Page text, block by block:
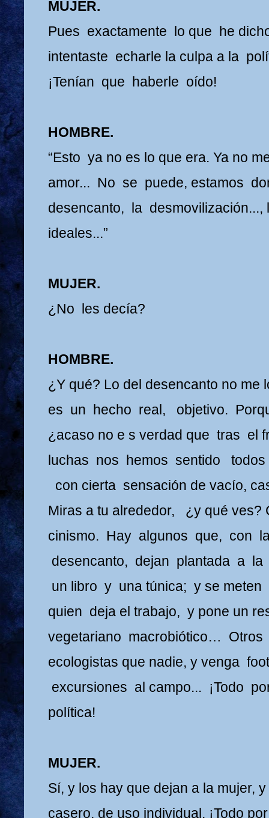
MUJER.
Pues exactamente lo que he
intentaste echarle la culpa a la
¡Tenían que haberle oído!
HOMBRE.
“Esto ya no es lo que era. Ya no
amor... No se puede, estamos
desencanto, la
ideales...”
MUJER.
¿No les decía?
HOMBRE.
¿Y qué? Lo del desencanto no me
es un hecho real, objetivo.
¿acaso no e s verdad que tras el
luchas nos hemos sentido
con cierta sensación de vacío,
Miras a tu alrededor, ¿y qué ves?
cinismo. Hay algunos que, con
desencanto, dejan plantada a la
un libro y una túnica; y se meten
quien deja el trabajo, y pone un
vegetariano macrobiótico…
ecologistas que nadie, y venga
excursiones al campo... ¡Todo
política!
MUJER.
Sí, y los hay que dejan a la mujer,
casero, de uso individual. ¡Todo